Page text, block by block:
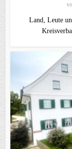
Land, Leute